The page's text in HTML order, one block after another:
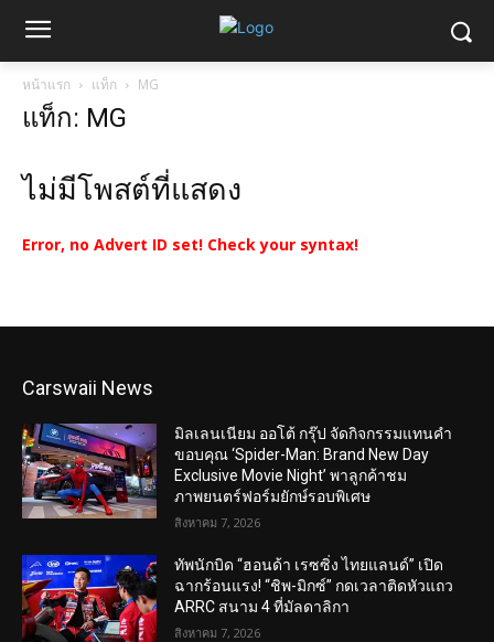
หน้าแรก แท็ก MG
แท็ก: MG
ไม่มีโพสต์ที่แสดง
Error, no Advert ID set! Check your syntax!
Carswaii News
มิลเลนเนียม ออโต้ กรุ๊ป จัดกิจกรรมแทนคำ
ขอบคุณ ‘Spider-Man: Brand New Day
Exclusive Movie Night’ พาลูกค้าชม
ภาพยนตร์ฟอร์มยักษ์รอบพิเศษ
สิงหาคม 7, 2026
ทัพนักบิด “ฮอนด้า เรซซิ่ง ไทยแลนด์” เปิด
ฉากร้อนแรง! “ชิพ-มิกซ์” กดเวลาติดหัวแถว
ARRC สนาม 4 ที่มัลดาลิกา
สิงหาคม 7, 2026